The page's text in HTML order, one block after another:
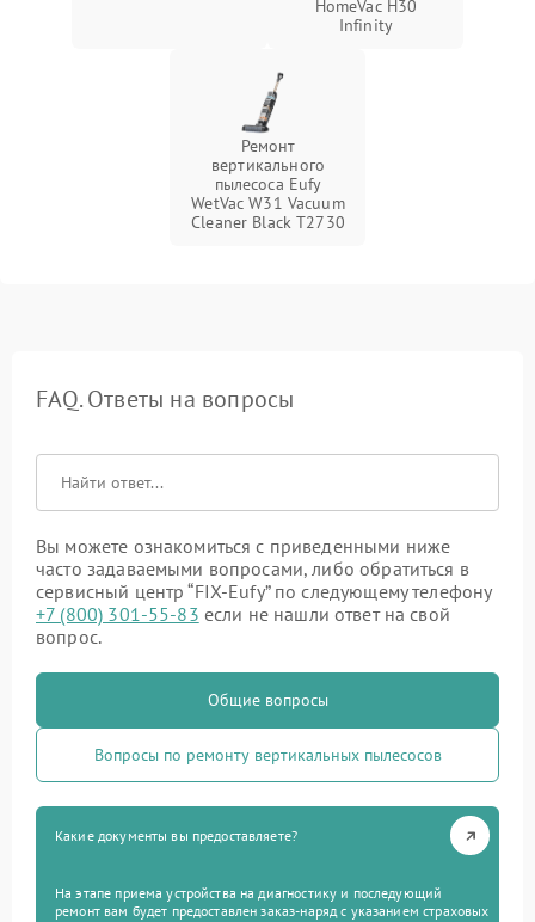
HomeVac H30
Infinity
Ремонт
вертикального
пылесоса Eufy
WetVac W31 Vacuum
Cleaner Black T2730
FAQ. Ответы на вопросы
Вы можете ознакомиться с приведенными ниже
часто задаваемыми вопросами, либо обратиться в
сервисный центр “FIX-Eufy” по следующему телефону
+7 (800) 301-55-83 если не нашли ответ на свой
вопрос.
Общие вопросы
Вопросы по ремонту вертикальных пылесосов
Какие документы вы предоставляете?
На этапе приема устройства на диагностику и последующий
ремонт вам будет предоставлен заказ-наряд с указанием страховых